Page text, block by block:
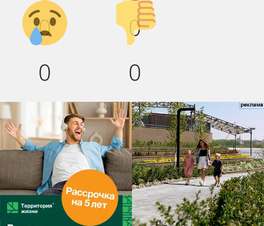
0 0
Грусть :(
0
Палец
вниз!
0